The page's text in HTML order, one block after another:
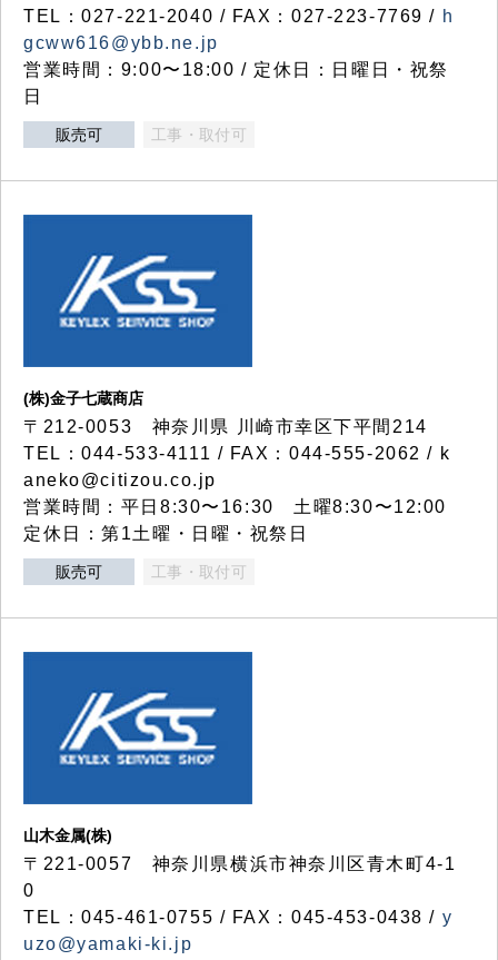
TEL：027-221-2040 / FAX：027-223-7769 / h
gcww616@ybb.ne.jp
営業時間：9:00〜18:00 / 定休日：日曜日・祝祭
日
販売可 工事・取付可
(株)金子七蔵商店
〒212-0053 神奈川県 川崎市幸区下平間214
TEL：044-533-4111 / FAX：044-555-2062 / k
aneko@citizou.co.jp
営業時間：平日8:30〜16:30 土曜8:30〜12:00
定休日：第1土曜・日曜・祝祭日
販売可 工事・取付可
山木金属(株)
〒221-0057 神奈川県横浜市神奈川区青木町4-1
0
TEL：045-461-0755 / FAX：045-453-0438 / y
uzo@yamaki-ki.jp